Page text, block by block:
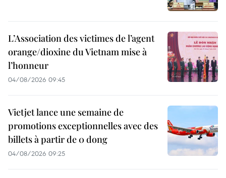
L’Association des victimes de l’agent
orange/dioxine du Vietnam mise à
l’honneur
04/08/2026 09:45
Vietjet lance une semaine de
promotions exceptionnelles avec des
billets à partir de 0 dong
04/08/2026 09:25